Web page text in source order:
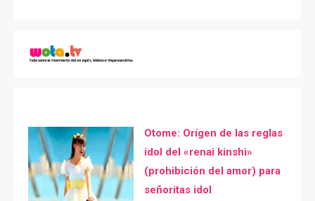
Otome: Orígen de las reglas
idol del «renai kinshi»
(prohibición del amor) para
señoritas idol